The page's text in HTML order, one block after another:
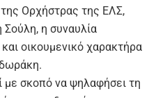
Ορχήστρας της ΕΛΣ,
Σούλη, η συναυλία
οικουμενικό χαρακτήρα
με σκοπό να ψηλαφήσει τη